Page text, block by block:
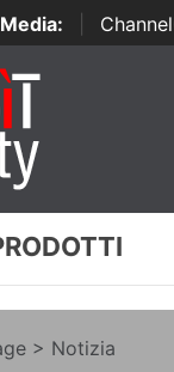
> Notizia